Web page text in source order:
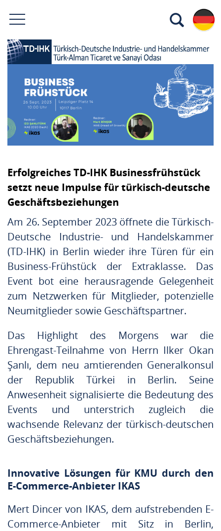
Erfolgreiches TD-IHK Businessfrühstück
setzt neue Impulse für türkisch-deutsche
Geschäftsbeziehungen
Am 26. September 2023 öffnete die Türkisch-
Deutsche Industrie- und Handelskammer
(TD-IHK) in Berlin wieder ihre Türen für ein
Business-Frühstück der Extraklasse. Das
Event bot eine herausragende Gelegenheit
zum Netzwerken für Mitglieder, potenzielle
Neumitglieder sowie Geschäftspartner.
Das Highlight des Morgens war die
Ehrengast-Teilnahme von Herrn Ilker Okan
Şanlı, dem neu amtierenden Generalkonsul
der Republik Türkei in Berlin. Seine
Anwesenheit signalisierte die Bedeutung des
Events und unterstrich zugleich die
wachsende Relevanz der türkisch-deutschen
Geschäftsbeziehungen.
Innovative Lösungen für KMU durch den
E-Commerce-Anbieter IKAS
Mert Dincer von IKAS, dem aufstrebenden E-
Commerce-Anbieter mit Sitz in Berlin,